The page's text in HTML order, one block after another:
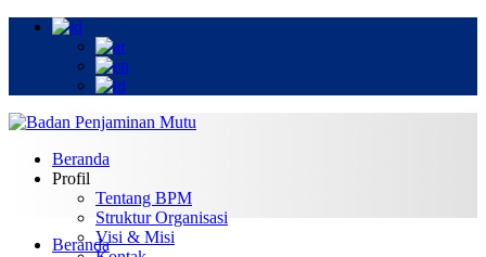
Beranda
Profil
Tentang BPM
Struktur Organisasi
Visi & Misi
Beranda